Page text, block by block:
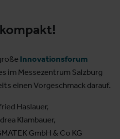
Innovationsforum
im Messezentrum Salzburg
einen Vorgeschmack darauf.
Haslauer,
Klambauer,
GmbH & Co KG